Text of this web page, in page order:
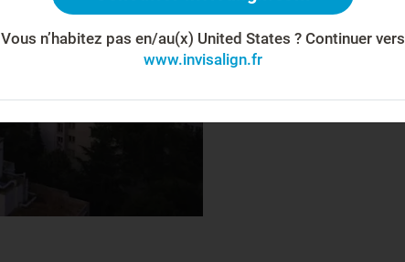
Vous n’habitez pas en/au(x) United States ? Continuer vers
www.invisalign.fr